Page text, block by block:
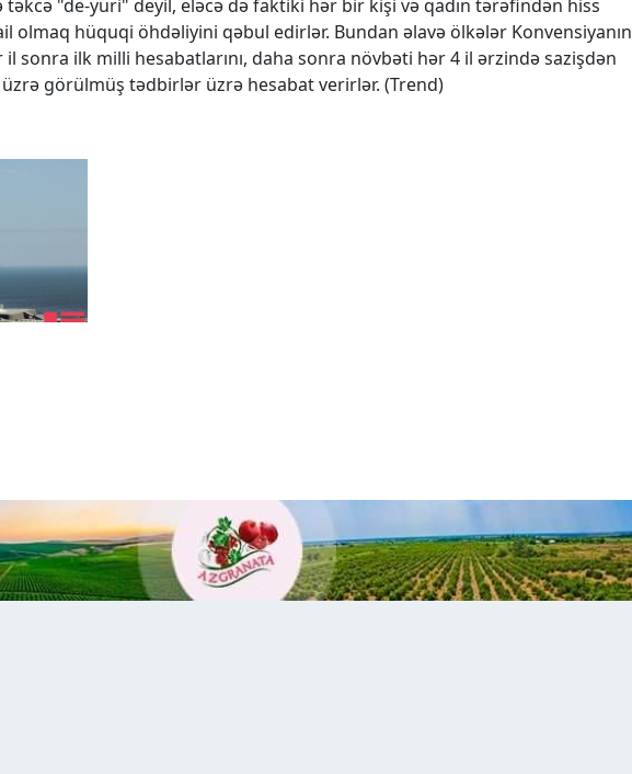
"de-yuri" deyil, eləcə də faktiki hər bir kişi və qadın tərəfindən hiss
olmaq hüquqi öhdəliyini qəbul edirlər. Bundan əlavə ölkələr Konvensiyanın
sonra ilk milli hesabatlarını, daha sonra növbəti hər 4 il ərzində sazişdən
görülmüş tədbirlər üzrə hesabat verirlər. (Trend)